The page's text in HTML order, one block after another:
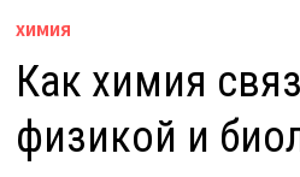
ХИМИЯ
Как химия
физикой и